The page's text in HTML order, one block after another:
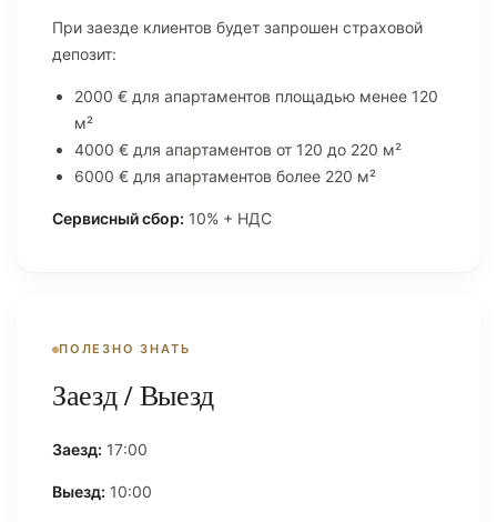
При заезде клиентов будет запрошен страховой
депозит:
2000 € для апартаментов площадью менее 120
м²
4000 € для апартаментов от 120 до 220 м²
6000 € для апартаментов более 220 м²
Сервисный сбор: 10% + НДС
ПОЛЕЗНО ЗНАТЬ
Заезд / Выезд
Заезд: 17:00
Выезд: 10:00